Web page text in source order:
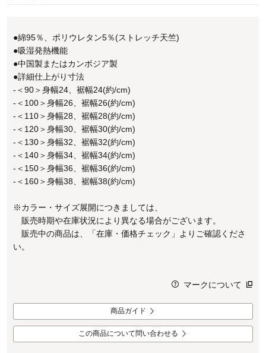
●綿95％、ポリウレタン5％(ストレッチ天竺)
●吸湿発熱機能
●中国製またはカンボジア製
●詳細仕上がり寸法
-＜90＞身幅24、裾幅24(約/cm)
-＜100＞身幅26、裾幅26(約/cm)
-＜110＞身幅28、裾幅28(約/cm)
-＜120＞身幅30、裾幅30(約/cm)
-＜130＞身幅32、裾幅32(約/cm)
-＜140＞身幅34、裾幅34(約/cm)
-＜150＞身幅36、裾幅36(約/cm)
-＜160＞身幅38、裾幅38(約/cm)
※カラー・サイズ展開につきましては、
販売時期や在庫状況により異なる場合がございます。
販売中の商品は、「在庫・価格チェック」よりご確認くださ
い。
マークについて
商品ガイド
この商品について問い合わせる